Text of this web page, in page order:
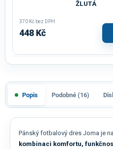
ŽLUTÁ
370 Kč bez DPH
448 Kč
Popis Podobné (16)
Pánský fotbalový dres Joma je
kombinaci komfortu,